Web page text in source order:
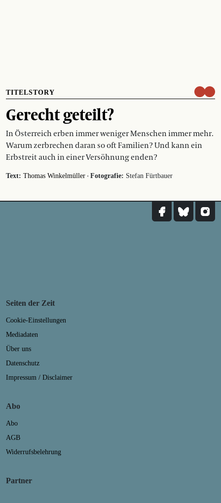
TITELSTORY
Gerecht geteilt?
In Österreich erben immer weniger Menschen immer mehr.
Warum zerbrechen daran so oft Familien? Und kann ein
Erbstreit auch in einer Versöhnung enden?
Text: Thomas Winkelmüller · Fotografie: Stefan Fürtbauer
Seiten der Zeit
Cookie-Einstellungen
Mediadaten
Über uns
Datenschutz
Impressum / Disclaimer
Abo
Abo
AGB
Widerrufsbelehrung
Partner